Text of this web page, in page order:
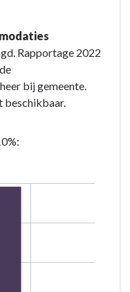
Rapportage 2022
bij gemeente.
beschikbaar.